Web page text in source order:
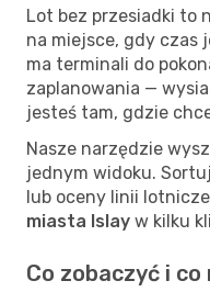
Lot bez przesiadki to
na miejsce, gdy czas
ma terminali do
zaplanowania —
jesteś tam, gdzie
Nasze narzędzie
jednym widoku.
lub oceny linii
miasta Islay w kilku
Co zobaczyć i